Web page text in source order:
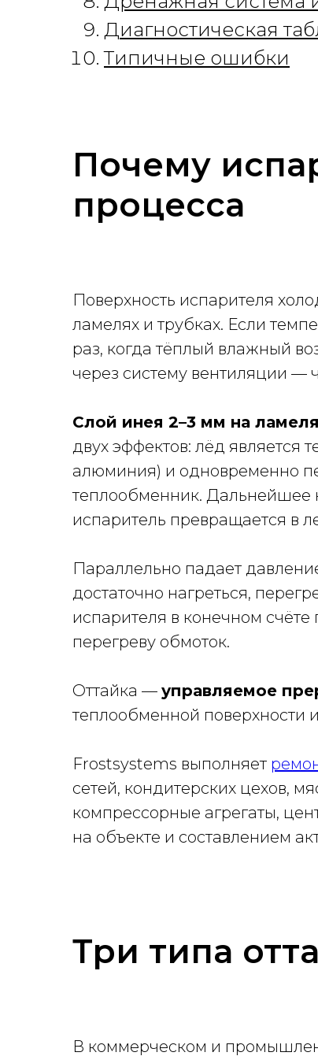
Диагностическая
Типичные ошибки
Почему
процесса
Поверхность испарителя
ламелях и трубках. Если
раз, когда тёплый влажный
через систему вентиляции —
Слой инея 2–3 мм на
двух эффектов: лёд является
алюминия) и одновременно
теплообменник. Дальнейшее
испаритель превращается в
Параллельно падает
достаточно нагреться,
испарителя в конечном
перегреву обмоток.
Оттайка — управляемое
теплообменной поверхности
Frostsystems выполняет
сетей, кондитерских цехов,
компрессорные агрегаты,
на объекте и составлением
Три типа
В коммерческом и